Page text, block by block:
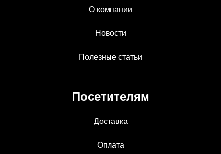
О компании
Новости
Полезные статьи
Посетителям
Доставка
Оплата